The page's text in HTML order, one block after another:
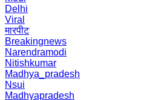
Delhi
Viral
मारपीट
Breakingnews
Narendramodi
Nitishkumar
Madhya_pradesh
Nsui
Madhyapradesh